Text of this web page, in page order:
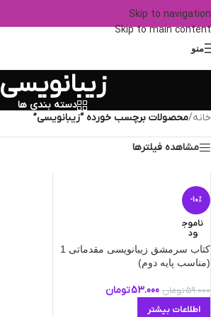
Skip to navigation
Skip to main content
منو
زیبانویسی
دسته بندی ها
خانه/محصولات برچسب خورده “زیبانویسی”
مشاهده فیلترها
-10%
ناموج
ود
کتاب سرمشق زیبانویسی مقدماتی 1
(مناسب پایه دوم)
59.000تومان 53.000تومان
اطلاعات بیشتر